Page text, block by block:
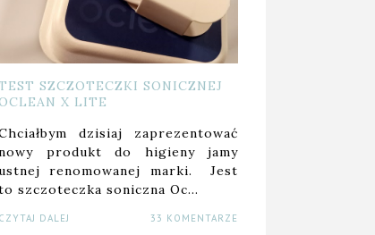
SZCZOTECZKI SONICZNEJ
X LITE
dzisiaj zaprezentować
produkt do higieny jamy
renomowanej marki. Jest
szczoteczka soniczna Oc…
CZYTAJ DALEJ 33 KOMENTARZE